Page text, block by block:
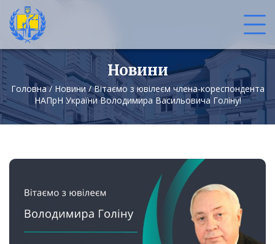
Новини
Головна/ Новини/Вітаємо з ювілеєм члена-кореспондента
НАПрН України Володимира Васильовича Голіну!